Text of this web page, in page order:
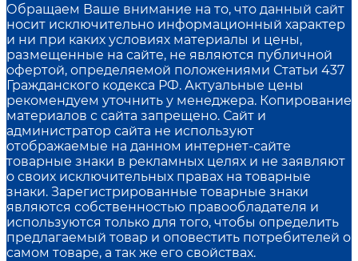
Обращаем Ваше внимание на то, что данный сайт
носит исключительно информационный характер
и ни при каких условиях материалы и цены,
размещенные на сайте, не являются публичной
офертой, определяемой положениями Статьи 437
Гражданского кодекса РФ. Актуальные цены
рекомендуем уточнить у менеджера. Копирование
материалов с сайта запрещено. Сайт и
администратор сайта не используют
отображаемые на данном интернет-сайте
товарные знаки в рекламных целях и не заявляют
о своих исключительных правах на товарные
знаки. Зарегистрированные товарные знаки
являются собственностью правообладателя и
используются только для того, чтобы определить
предлагаемый товар и оповестить потребителей о
самом товаре, а так же его свойствах.